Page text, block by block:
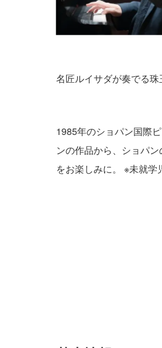
名匠ルイサダが奏でる
1985年のショパン国際
ンの作品から、ショパ
をお楽しみに。 ※未就学